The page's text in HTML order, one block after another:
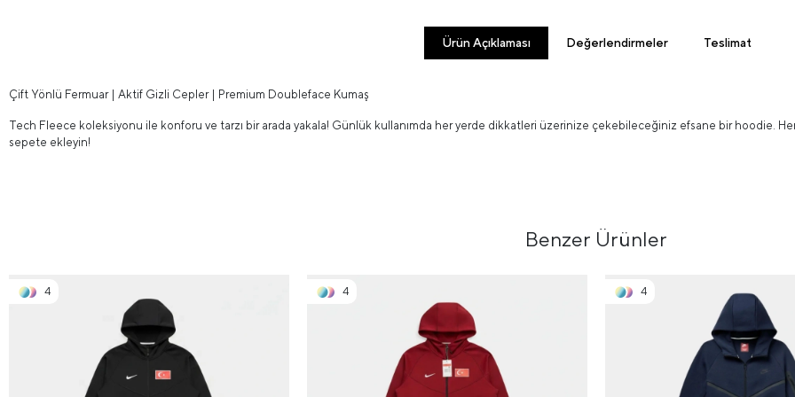
Ürün Açıklaması Değerlendirmeler Teslimat
Çift Yönlü Fermuar | Aktif Gizli Cepler | Premium Doubleface Kumaş
Tech Fleece koleksiyonu ile konforu ve tarzı bir arada yakala! Günlük kullanımda her yerde dikkatleri üzerinize çekebileceğiniz efsane bir hoodie.
sepete ekleyin!
Benzer Ürünler
4 4 4